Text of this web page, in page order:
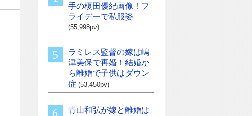
手の榎田優紀画像！フ
ライデーで私服姿
(55,998pv)
ラミレス監督の嫁は嶋
津美保で再婚！結婚か
ら離婚で子供はダウン
症 (53,450pv)
青山和弘が嫁と離婚は